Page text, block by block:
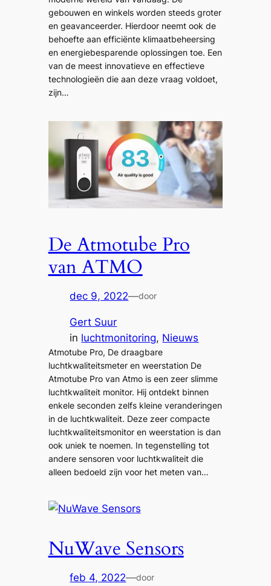
gebouwen en winkels worden steeds groter
en geavanceerder. Hierdoor neemt ook de
behoefte aan efficiënte klimaatbeheersing
en energiebesparende oplossingen toe. Een
van de meest innovatieve en effectieve
technologieën die aan deze vraag voldoet,
zijn…
De Atmotube Pro
van ATMO
dec 9, 2022—door
Gert Suur
in luchtmonitoring, Nieuws
Atmotube Pro, De draagbare
luchtkwaliteitsmeter en weerstation De
Atmotube Pro van Atmo is een zeer slimme
luchtkwaliteit monitor. Hij ontdekt binnen
enkele seconden zelfs kleine veranderingen
in de luchtkwaliteit. Deze zeer compacte
luchtkwaliteitsmonitor en weerstation is dan
ook uniek te noemen. In tegenstelling tot
andere sensoren voor luchtkwaliteit die
alleen bedoeld zijn voor het meten van…
NuWave Sensors
feb 4, 2022—door